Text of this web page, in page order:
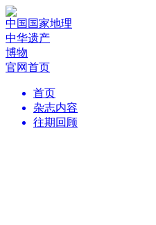
中国国家地理
中华遗产
博物
官网首页
首页
杂志内容
往期回顾